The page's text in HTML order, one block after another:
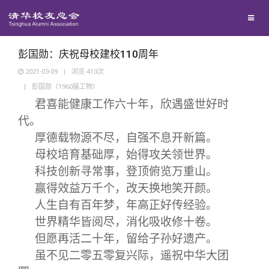
西南联大校友会
义工计划
新媒体平台
青春风采
校友视界
校友服务
终身学习
校友总会
彭国勋：庆祝母校建校110周年
2021-03-09 | 浏览 413次
|
彭国勋（1960届工物）
君喜能健康工作六十年，欣遇盛世好时
代。
厚德载物源不尽，自强不息开新篇。
母校培育基础厚，始得攻关领世界。
科技创新寻常事，登顶俯览万重山。
赢得效益万千个，改天换地笑开颜。
人生自有百年梦，年高正好传经验。
世界精华皆阅尽，消化吸收修十卷。
但愿再活二十年，留给子孙好遗产。
虽不见二零五零复兴际，遥祝中华大团